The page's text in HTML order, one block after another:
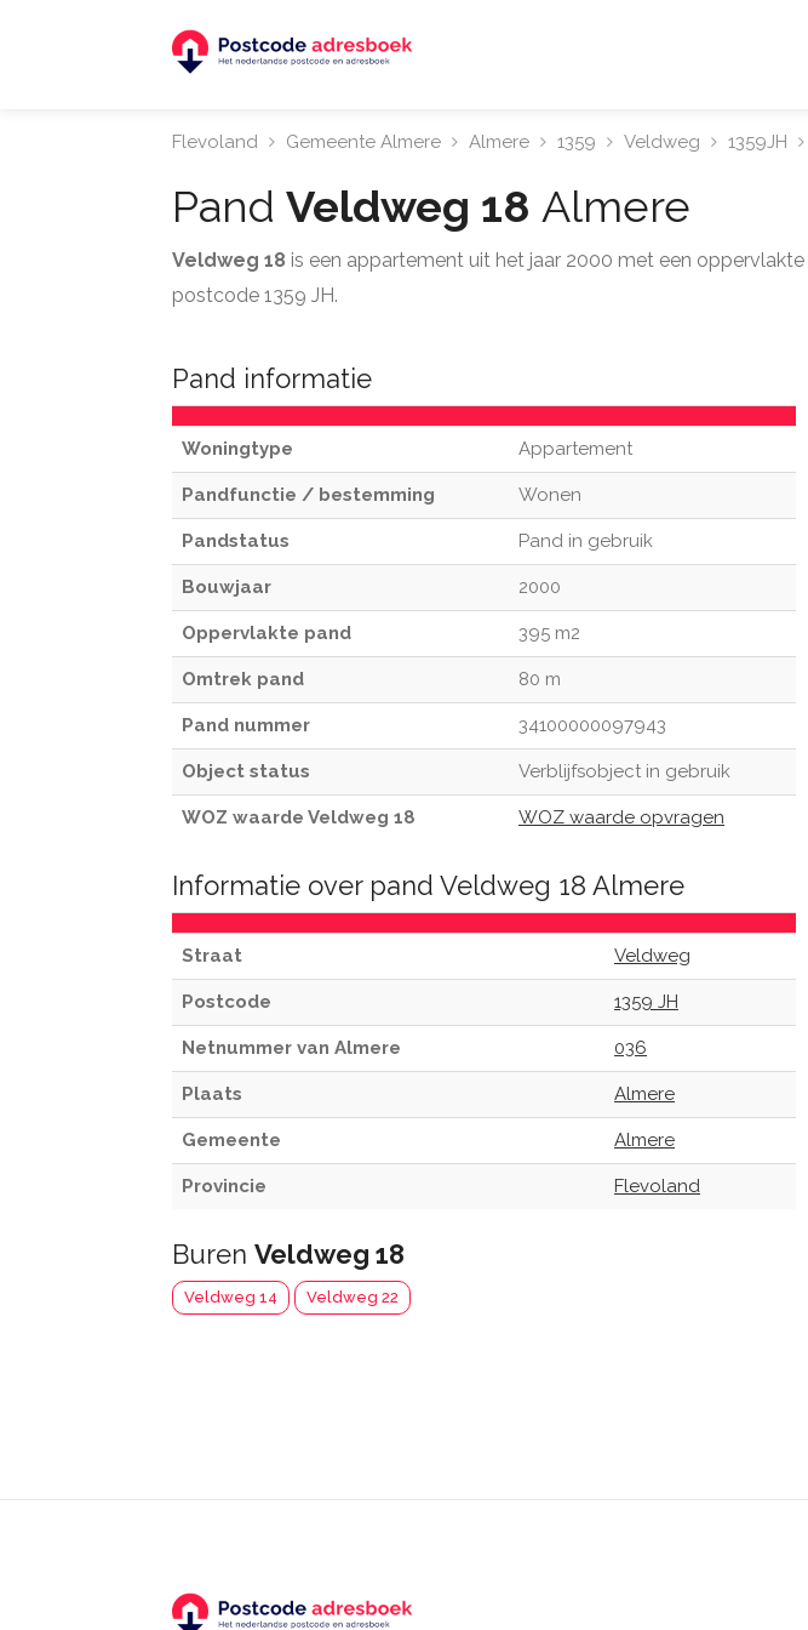
Flevoland Gemeente Almere Almere 1359 Veldweg 1359JH
Pand Veldweg 18 Almere
Veldweg 18 is een appartement uit het jaar 2000 met een
postcode 1359 JH.
Pand informatie
Woningtype Appartement
Pandfunctie / bestemming Wonen
Pandstatus Pand in gebruik
Bouwjaar 2000
Oppervlakte pand 395 m2
Omtrek pand 80 m
Pand nummer 34100000097943
Object status Verblijfsobject in gebruik
WOZ waarde Veldweg 18 WOZ waarde opvragen
Informatie over pand Veldweg 18 Almere
Straat Veldweg
Postcode 1359 JH
Netnummer van Almere 036
Plaats Almere
Gemeente Almere
Provincie Flevoland
Buren Veldweg 18
Veldweg 14 Veldweg 22